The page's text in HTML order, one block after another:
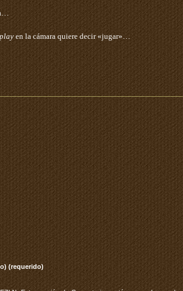
play en la cámara quiere decir «jugar»…
(requerido)